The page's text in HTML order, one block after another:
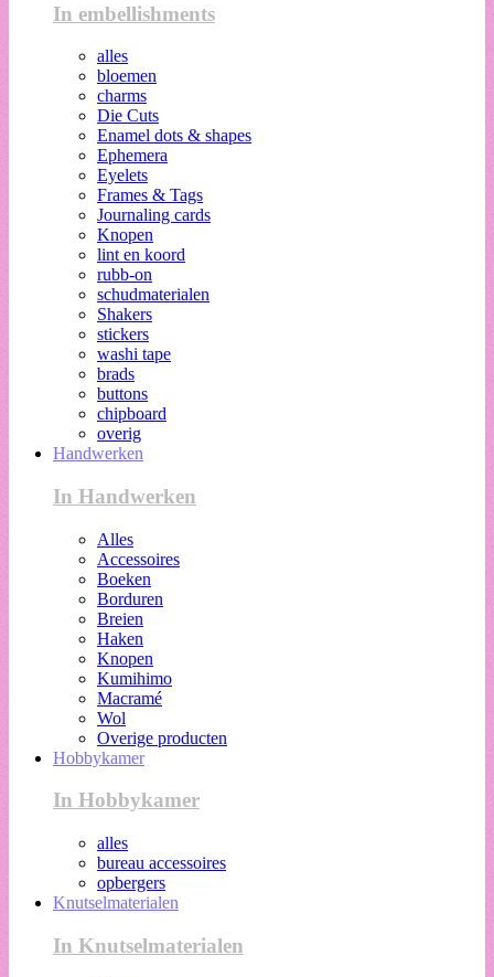
In embellishments
alles
bloemen
charms
Die Cuts
Enamel dots & shapes
Ephemera
Eyelets
Frames & Tags
Journaling cards
Knopen
lint en koord
rubb-on
schudmaterialen
Shakers
stickers
washi tape
brads
buttons
chipboard
overig
Handwerken
In Handwerken
Alles
Accessoires
Boeken
Borduren
Breien
Haken
Knopen
Kumihimo
Macramé
Wol
Overige producten
Hobbykamer
In Hobbykamer
alles
bureau accessoires
opbergers
Knutselmaterialen
In Knutselmaterialen